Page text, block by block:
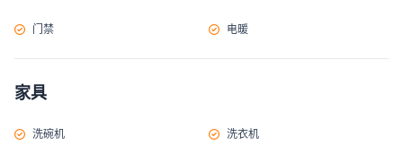
门禁 电暖
家具
洗碗机 洗衣机